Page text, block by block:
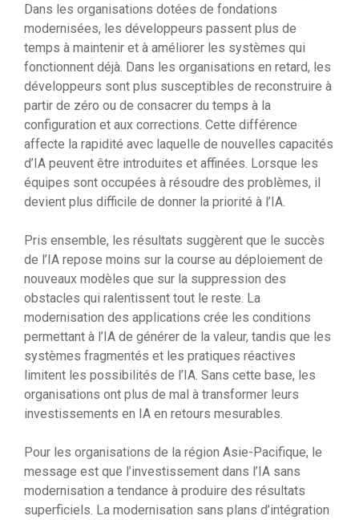
Dans les organisations dotées de fondations
modernisées, les développeurs passent plus de
temps à maintenir et à améliorer les systèmes qui
fonctionnent déjà. Dans les organisations en retard, les
développeurs sont plus susceptibles de reconstruire à
partir de zéro ou de consacrer du temps à la
configuration et aux corrections. Cette différence
affecte la rapidité avec laquelle de nouvelles capacités
d’IA peuvent être introduites et affinées. Lorsque les
équipes sont occupées à résoudre des problèmes, il
devient plus difficile de donner la priorité à l’IA.
Pris ensemble, les résultats suggèrent que le succès
de l’IA repose moins sur la course au déploiement de
nouveaux modèles que sur la suppression des
obstacles qui ralentissent tout le reste. La
modernisation des applications crée les conditions
permettant à l’IA de générer de la valeur, tandis que les
systèmes fragmentés et les pratiques réactives
limitent les possibilités de l’IA. Sans cette base, les
organisations ont plus de mal à transformer leurs
investissements en IA en retours mesurables.
Pour les organisations de la région Asie-Pacifique, le
message est que l’investissement dans l’IA sans
modernisation a tendance à produire des résultats
superficiels. La modernisation sans plans d’intégration